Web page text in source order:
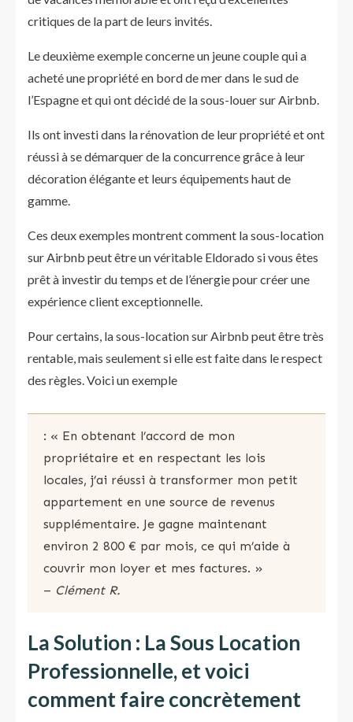
critiques de la part de leurs invités.
Le deuxième exemple concerne un jeune couple qui a
acheté une propriété en bord de mer dans le sud de
l’Espagne et qui ont décidé de la sous-louer sur Airbnb.
Ils ont investi dans la rénovation de leur propriété et ont
réussi à se démarquer de la concurrence grâce à leur
décoration élégante et leurs équipements haut de
gamme.
Ces deux exemples montrent comment la sous-location
sur Airbnb peut être un véritable Eldorado si vous êtes
prêt à investir du temps et de l’énergie pour créer une
expérience client exceptionnelle.
Pour certains, la sous-location sur Airbnb peut être très
rentable, mais seulement si elle est faite dans le respect
des règles. Voici un exemple
: « En obtenant l’accord de mon
propriétaire et en respectant les lois
locales, j’ai réussi à transformer mon petit
appartement en une source de revenus
supplémentaire. Je gagne maintenant
environ 2 800 € par mois, ce qui m’aide à
couvrir mon loyer et mes factures. »
– Clément R.
La Solution : La Sous Location
Professionnelle, et voici
comment faire concrètement